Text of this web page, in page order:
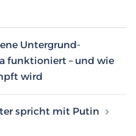
Untergrund-
funktioniert – und wie
wird
spricht mit Putin